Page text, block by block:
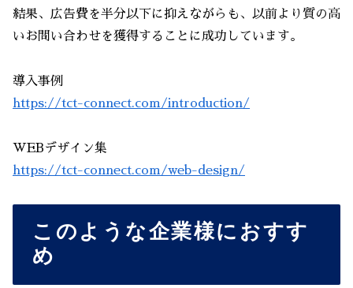
結果、広告費を半分以下に抑えながらも、以前より質の高
いお問い合わせを獲得することに成功しています。
導入事例
https://tct-connect.com/introduction/
WEBデザイン集
https://tct-connect.com/web-design/
このような企業様におすす
め